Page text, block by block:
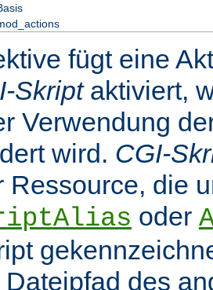
fügt eine
Skriptaktiviert,
Verwendung
wird. CGI-
Ressource, die
oder
Dateipfad des